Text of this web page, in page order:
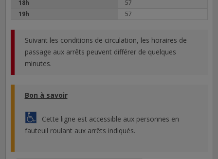
18h
57
19h
57
Suivant les conditions de circulation, les horaires de
passage aux arrêts peuvent différer de quelques
minutes.
Bon à savoir
Cette ligne est accessible aux personnes en
fauteuil roulant aux arrêts indiqués.